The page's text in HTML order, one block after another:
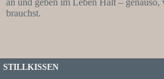
an und geben im Leben Halt – genauso,
brauchst.
STILLKISSEN